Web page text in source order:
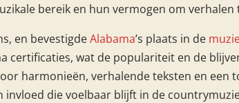
bereik en hun vermogen om
en bevestigdeAlabama’s plaats in de
certificaties, wat de populariteit en de
harmonieën, verhalende teksten en een
invloed die voelbaar blijft in de